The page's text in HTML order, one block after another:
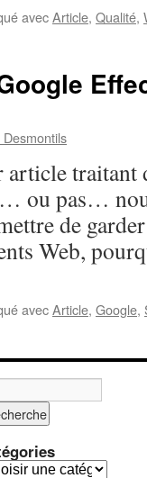
avecArticle, Qualité,
traitant
ou pas…
de
Web,
avecArticle, Google,